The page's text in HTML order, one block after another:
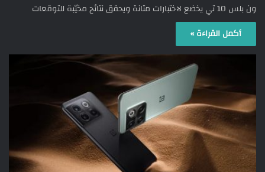
ون بلس 10 تي يخضع لاختبارات متانة ويحقق نتائج مخيّبة للتوقعات
أكمل القراءة »